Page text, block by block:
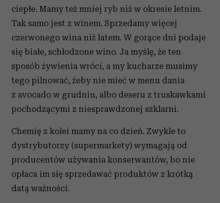
ciepłe. Mamy też mniej ryb niż w okresie letnim.
Tak samo jest z winem. Sprzedamy więcej
czerwonego wina niż latem. W gorące dni podaje
się białe, schłodzone wino. Ja myślę, że ten
sposób żywienia wróci, a my kucharze musimy
tego pilnować, żeby nie mieć w menu dania
z avocado w grudniu, albo deseru z truskawkami
pochodzącymi z niesprawdzonej szklarni.
Chemię z kolei mamy na co dzień. Zwykle to
dystrybutorzy (supermarkety) wymagają od
producentów używania konserwantów, bo nie
opłaca im się sprzedawać produktów z krótką
datą ważności.